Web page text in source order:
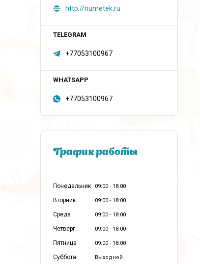
http://numetek.ru
+77053100967
+77053100967
График работы
Понедельник 09:00 18:00
Вторник 09:00 18:00
Среда 09:00 18:00
Четверг 09:00 18:00
Пятница 09:00 18:00
Суббота Выходной